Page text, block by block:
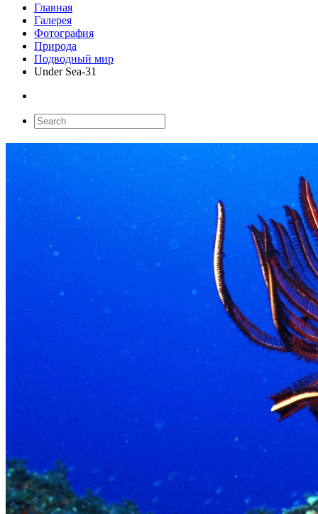
Главная
Галерея
Фотография
Природа
Подводный мир
Under Sea-31